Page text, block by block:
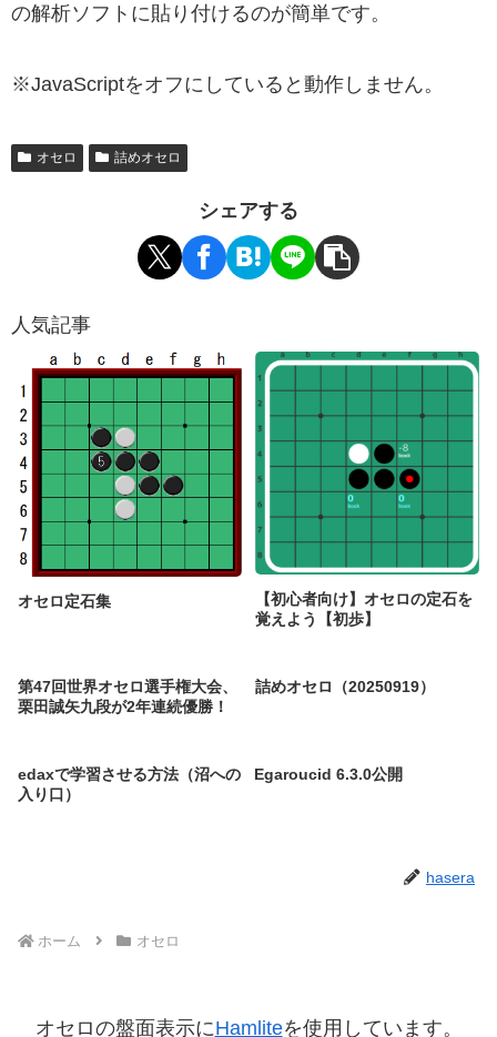
の解析ソフトに貼り付けるのが簡単です。
※JavaScriptをオフにしていると動作しません。
オセロ 詰めオセロ
シェアする
人気記事
オセロ定石集
【初心者向け】オセロの定石を
覚えよう【初歩】
第47回世界オセロ選手権大会、
栗田誠矢九段が2年連続優勝！
詰めオセロ（20250919）
edaxで学習させる方法（沼への
入り口）
Egaroucid 6.3.0公開
hasera
ホーム オセロ
オセロの盤面表示にHamliteを使用しています。